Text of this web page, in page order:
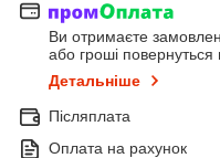
Ви отримаєте
або гроші повернуться
Детальніше
Післяплата
Оплата на рахунок